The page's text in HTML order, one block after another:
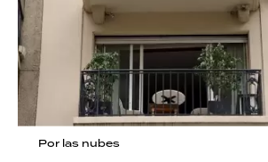
Por las nubes